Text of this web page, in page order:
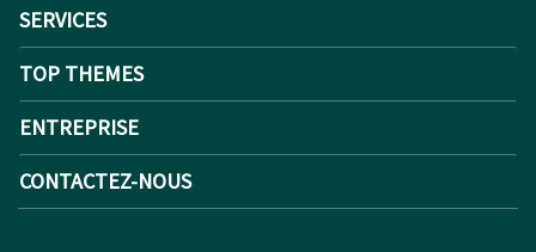
SERVICES
TOP THEMES
ENTREPRISE
CONTACTEZ-NOUS